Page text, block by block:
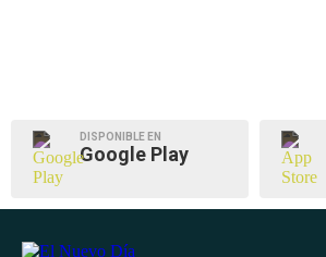
DISPONIBLE EN
Google Play